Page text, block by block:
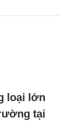
loại lớn
tại